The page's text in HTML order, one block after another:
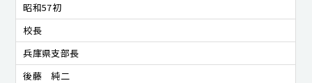
昭和57初
校長
兵庫県支部長
後藤 純二